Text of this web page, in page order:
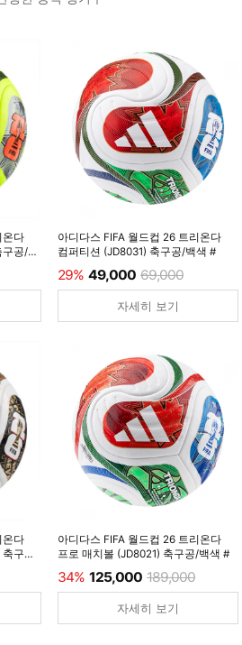
온다
구공/
아디다스 FIFA 월드컵 26 트리온다
컴퍼티션 (JD8031) 축구공/백색 #
29% 49,000 69,000
자세히 보기
온다
구공/
아디다스 FIFA 월드컵 26 트리온다
프로 매치볼 (JD8021) 축구공/백색 #
34% 125,000 189,000
자세히 보기